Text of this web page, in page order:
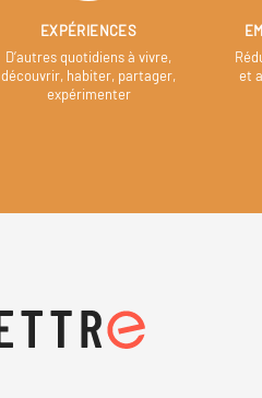
EXPÉRIENCES
D’autres quotidiens à vivre,
découvrir, habiter, partager,
expérimenter
et